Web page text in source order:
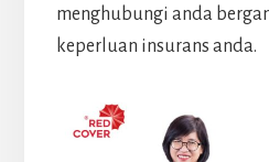
menghubungi anda
keperluan insurans anda.